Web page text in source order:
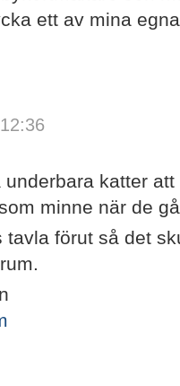
ett av mina
katter
minne när de
tavla förut så det